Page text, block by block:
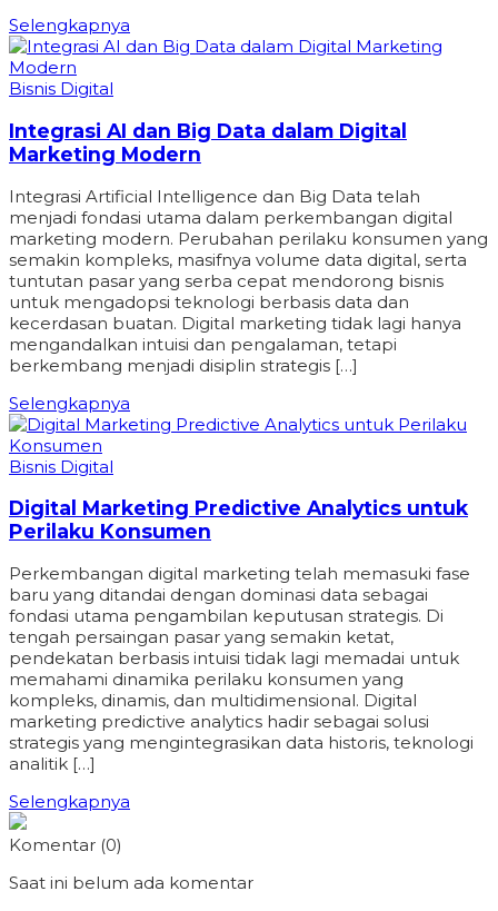
Selengkapnya
Bisnis Digital
Integrasi AI dan Big Data dalam Digital
Marketing Modern
Integrasi Artificial Intelligence dan Big Data telah
menjadi fondasi utama dalam perkembangan digital
marketing modern. Perubahan perilaku konsumen yang
semakin kompleks, masifnya volume data digital, serta
tuntutan pasar yang serba cepat mendorong bisnis
untuk mengadopsi teknologi berbasis data dan
kecerdasan buatan. Digital marketing tidak lagi hanya
mengandalkan intuisi dan pengalaman, tetapi
berkembang menjadi disiplin strategis […]
Selengkapnya
Bisnis Digital
Digital Marketing Predictive Analytics untuk
Perilaku Konsumen
Perkembangan digital marketing telah memasuki fase
baru yang ditandai dengan dominasi data sebagai
fondasi utama pengambilan keputusan strategis. Di
tengah persaingan pasar yang semakin ketat,
pendekatan berbasis intuisi tidak lagi memadai untuk
memahami dinamika perilaku konsumen yang
kompleks, dinamis, dan multidimensional. Digital
marketing predictive analytics hadir sebagai solusi
strategis yang mengintegrasikan data historis, teknologi
analitik […]
Selengkapnya
Komentar (0)
Saat ini belum ada komentar